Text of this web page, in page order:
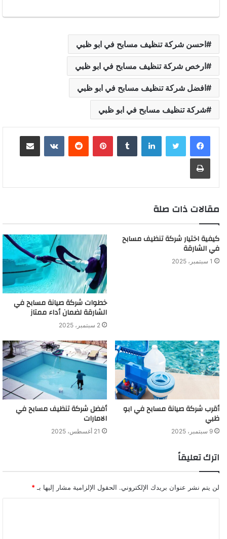
احسن شركة تنظيف مسابح في ابو ظبي
ارخص شركة تنظيف مسابح في ابو ظبي
افضل شركة تنظيف مسابح في ابو ظبي
شركة تنظيف مسابح في ابو ظبي
لينكدإن بينتيريست مشاركة عبر البريد
طباعة
مقالات ذات صلة
كيفية اختيار شركة تنظيف مسابح
في الشارقة
1 سبتمبر، 2025
خطوات شركة صيانة مسابح في
الشارقة لضمان أداء ممتاز
2 سبتمبر، 2025
أقرب شركة صيانة مسابح في ابو
ظبي
9 سبتمبر، 2025
أفضل شركة تنظيف مسابح في
الامارات
21 أغسطس، 2025
اترك تعليقاً
لن يتم نشر عنوان بريدك الإلكتروني. الحقول الإلزامية مشار إليها بـ *